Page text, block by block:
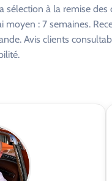
sélection à la remise
: 7 semaines.
Avis clients